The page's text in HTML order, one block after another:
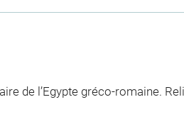
de l’Egypte gréco-romaine.